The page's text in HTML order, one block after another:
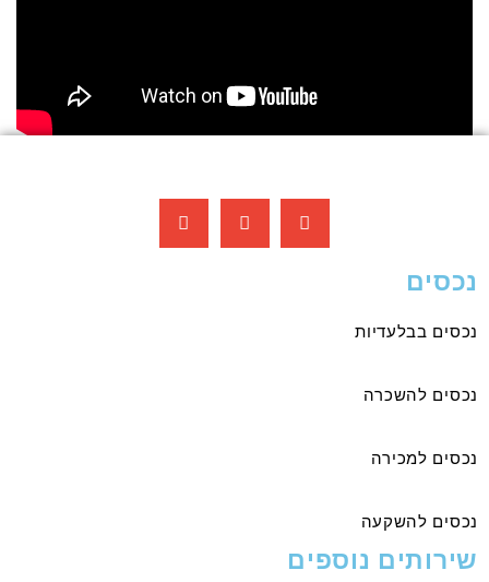
נכסים
נכסים בבלעדיות
נכסים להשכרה
נכסים למכירה
נכסים להשקעה
שירותים נוספים